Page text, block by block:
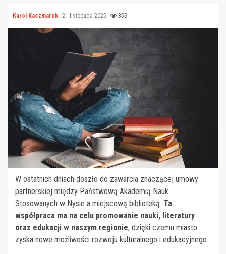
Karol Kaczmarek 21 listopada 2025 359
W ostatnich dniach doszło do zawarcia znaczącej umowy
partnerskiej między Państwową Akademią Nauk
Stosowanych w Nysie a miejscową biblioteką. Ta
współpraca ma na celu promowanie nauki, literatury
oraz edukacji w naszym regionie, dzięki czemu miasto
zyska nowe możliwości rozwoju kulturalnego i edukacyjnego.